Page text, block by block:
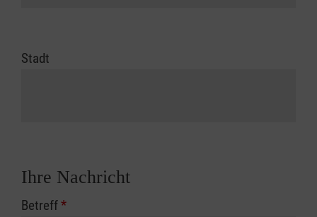
Stadt
Ihre Nachricht
Betreff*